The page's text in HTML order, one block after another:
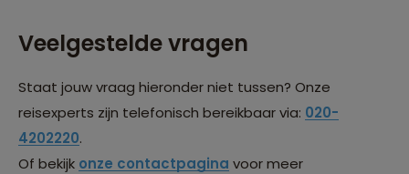
Veelgestelde vragen
Staat jouw vraag hieronder niet tussen? Onze
reisexperts zijn telefonisch bereikbaar via: 020-
4202220.
Of bekijk onze contactpagina voor meer